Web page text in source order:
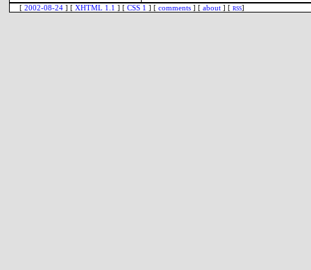
[ 2002-08-24 ] [ XHTML 1.1 ] [ CSS 1 ] [ comments ] [ about ] [ rss]